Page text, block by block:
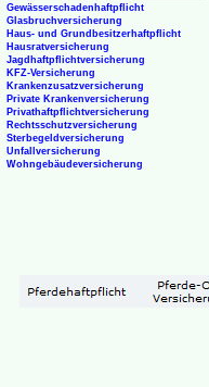
Gewässerschadenhaftpflicht
Glasbruchversicherung
Haus- und Grundbesitzerhaftpflicht
Hausratversicherung
Jagdhaftpflichtversicherung
KFZ-Versicherung
Krankenzusatzversicherung
Private Krankenversicherung
Privathaftpflichtversicherung
Rechtsschutzversicherung
Sterbegeldversicherung
Unfallversicherung
Wohngebäudeversicherung